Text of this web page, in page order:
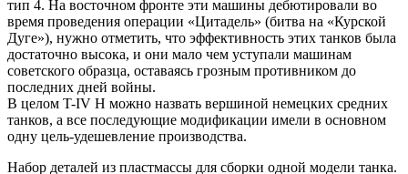
тип 4. На восточном фронте эти машины дебютировали во
время проведения операции «Цитадель» (битва на «Курской
Дуге»), нужно отметить, что эффективность этих танков была
достаточно высока, и они мало чем уступали машинам
советского образца, оставаясь грозным противником до
последних дней войны.
В целом T-IV Н можно назвать вершиной немецких средних
танков, а все последующие модификации имели в основном
одну цель-удешевление производства.
Набор деталей из пластмассы для сборки одной модели танка.